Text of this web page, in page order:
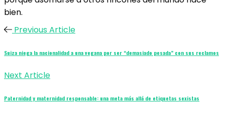
bien.
Previous Article
Suiza niega la nacionalidad a una vegana por ser “demasiado pesada” con sus reclamos
Next Article
Paternidad y maternidad responsable: una meta más allá de etiquetas sexistas